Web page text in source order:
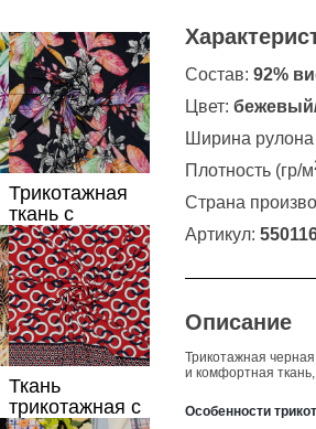
Состав: 92%
Цвет:
Ширина рулона
Плотность (гр/м
Страна
Артикул:
Описание
Трикотажная
и комфортная
Особенности
Трикотажная
ткань с
растительным
принтом
Ткань
трикотажная с